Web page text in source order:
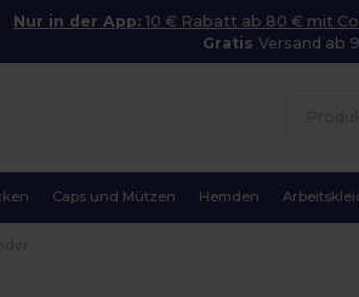
Nur in der App: 10 € Rabatt ab 80 € mit
Gratis Versand ab
Caps und Mützen Hemden